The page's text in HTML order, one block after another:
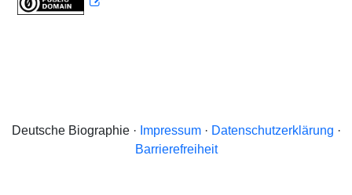
Deutsche Biographie · Impressum· Datenschutzerklärung ·
Barrierefreiheit